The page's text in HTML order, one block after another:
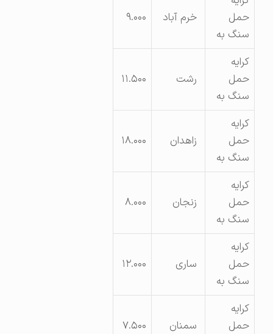
حمل
سنگ به
خرم آباد ۹.۰۰۰
حمل
سنگ به
رشت ۱۱.۵۰۰
حمل
سنگ به
زاهدان ۱۸.۰۰۰
حمل
سنگ به
زنجان ۸.۰۰۰
حمل
سنگ به
ساری ۱۲.۰۰۰
حمل
سمنان ۷.۵۰۰